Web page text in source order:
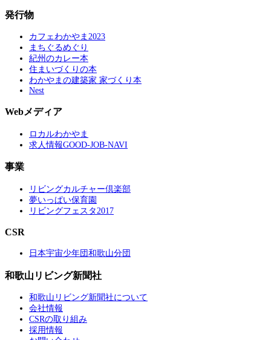
発行物
カフェわかやま2023
まちぐるめぐり
紀州のカレー本
住まいづくりの本
わかやまの建築家 家づくり本
Nest
Webメディア
ロカルわかやま
求人情報GOOD-JOB-NAVI
事業
リビングカルチャー倶楽部
夢いっぱい保育園
リビングフェスタ2017
CSR
日本宇宙少年団和歌山分団
和歌山リビング新聞社
和歌山リビング新聞社について
会社情報
CSRの取り組み
採用情報